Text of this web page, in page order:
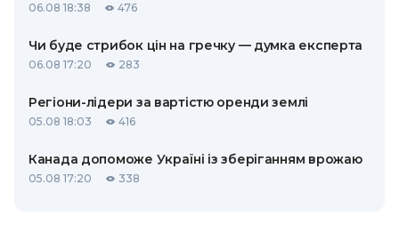
06.08 18:38 476
Чи буде стрибок цін на гречку — думка експерта
06.08 17:20 283
Регіони-лідери за вартістю оренди землі
05.08 18:03 416
Канада допоможе Україні із зберіганням врожаю
05.08 17:20 338